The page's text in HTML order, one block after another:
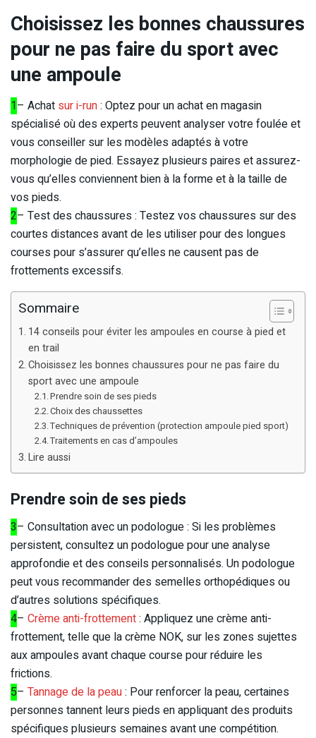
Choisissez les bonnes chaussures
pour ne pas faire du sport avec
une ampoule
1– Achat sur i-run: Optez pour un achat en magasin
spécialisé où des experts peuvent analyser votre foulée et
vous conseiller sur les modèles adaptés à votre
morphologie de pied. Essayez plusieurs paires et assurez-
vous qu’elles conviennent bien à la forme et à la taille de
vos pieds.
2– Test des chaussures : Testez vos chaussures sur des
courtes distances avant de les utiliser pour des longues
courses pour s’assurer qu’elles ne causent pas de
frottements excessifs.
Sommaire
14 conseils pour éviter les ampoules en course à pied et
en trail
Choisissez les bonnes chaussures pour ne pas faire du
sport avec une ampoule
Prendre soin de ses pieds
Choix des chaussettes
Techniques de prévention (protection ampoule pied sport)
Traitements en cas d’ampoules
Lire aussi
Prendre soin de ses pieds
3– Consultation avec un podologue : Si les problèmes
persistent, consultez un podologue pour une analyse
approfondie et des conseils personnalisés. Un podologue
peut vous recommander des semelles orthopédiques ou
d’autres solutions spécifiques.
4– Crème anti-frottement: Appliquez une crème anti-
frottement, telle que la crème NOK, sur les zones sujettes
aux ampoules avant chaque course pour réduire les
frictions.
5– Tannage de la peau: Pour renforcer la peau, certaines
personnes tannent leurs pieds en appliquant des produits
spécifiques plusieurs semaines avant une compétition.